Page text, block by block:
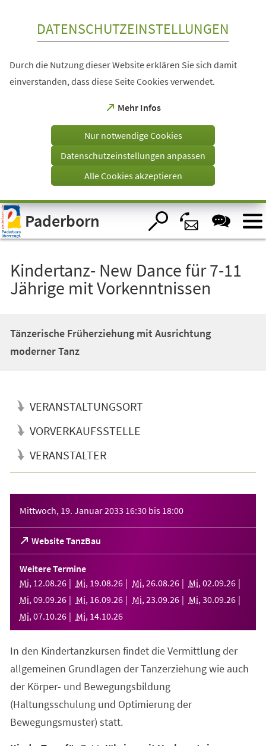
Visuelle
Assistenzsoftware
öffnen.
DATENSCHUTZEINSTELLUNGEN
Durch die Nutzung dieser Website erklären Sie sich damit
einverstanden, dass diese Seite Cookies verwendet.
Mehr Infos
(Öffnet
einem
Tab)
Nur notwendige Cookies
Datenschutzeinstellungen anpassen
Alle Cookies akzeptieren
Paderborn
Kindertanz- New Dance für 7-11
Jährige mit Vorkenntnissen
Tänzerische Früherziehung mit Ausrichtung
moderner Tanz
VERANSTALTUNGSORT
VORVERKAUFSSTELLE
VERANSTALTER
Mittwoch, 19. Januar 2033 16:30 bis 18:00
Website TanzBau
(Öffnet
in
einem
neuen
Tab)
Weitere Termine
Mi, 12.08.26 Mi, 19.08.26 Mi, 26.08.26 Mi, 02.09.26
Mi, 09.09.26 Mi, 16.09.26 Mi, 23.09.26 Mi, 30.09.26
Mi, 07.10.26 Mi, 14.10.26
In den Kindertanzkursen findet die Vermittlung der
allgemeinen Grundlagen der Tanzerziehung wie auch
der Körper- und Bewegungsbildung
(Haltungsschulung und Optimierung der
Bewegungsmuster) statt.